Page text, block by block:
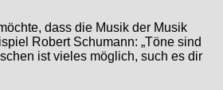
dass die Musik der Musik
Robert Schumann: „Töne sind
ist vieles möglich, such es dir